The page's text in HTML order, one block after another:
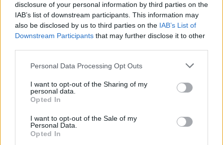
disclosure of your personal information by third parties on the
IAB’s list of downstream participants. This information may
also be disclosed by us to third parties on the IAB’s List of
Downstream Participants that may further disclose it to other
Please note that this website/app uses one or more Google
not limited to your visit or usage behaviour. You may click to
grant or deny consent to Google and its third-party tags to
use your data for below specified purposes in below Google
consent section.
Personal Data Processing Opt Outs
I want to opt-out of the Sharing of my
personal data.
Opted In
I want to opt-out of the Sale of my
Personal Data.
Opted In
WhatsappRedditShare
via
Email
Az asztrológus megnevezte azt az 5
csillagjegyet, aki számára felejthetetlen
lesz a 2024-es év!